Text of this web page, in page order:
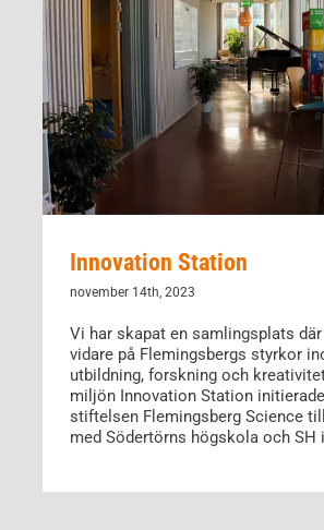
Innovation Station
november 14th, 2023
Vi har skapat en samlingsplats
vidare på Flemingsbergs styrkor
utbildning, forskning och
miljön Innovation Station
stiftelsen Flemingsberg Science
med Södertörns högskola och SH